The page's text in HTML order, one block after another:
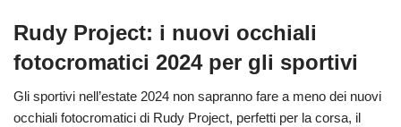
Rudy Project: i nuovi occhiali
fotocromatici 2024 per gli sportivi
Gli sportivi nell’estate 2024 non sapranno fare a meno dei nuovi
occhiali fotocromatici di Rudy Project, perfetti per la corsa, il